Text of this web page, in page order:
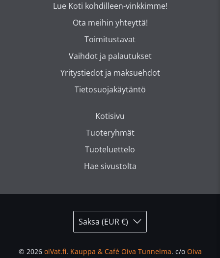
Lue Koti kohdilleen-vinkkimme!
Ota meihin yhteyttä!
Toimitustavat
Vaihdot ja palautukset
Yritystiedot ja maksuehdot
Tietosuojakäytäntö
Kotisivu
Tuoteryhmät
Tuoteluettelo
Hae sivustolta
Saksa (EUR €)
© 2026 oiVat.fi. Kauppa & Café Oiva Tunnelma. c/o Oiva